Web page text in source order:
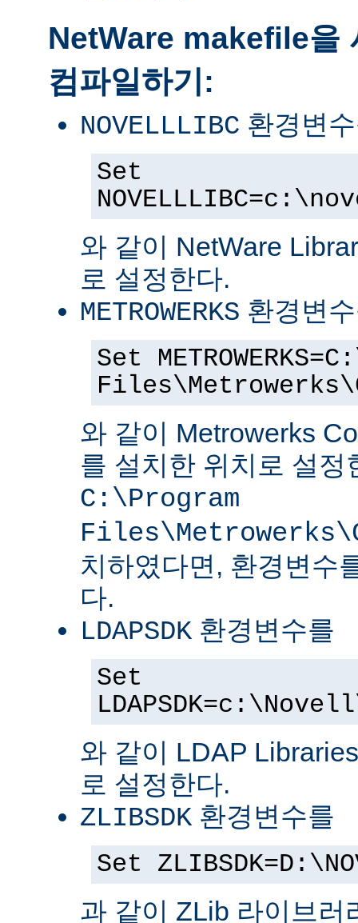
NetWare makefile을
컴파일하기:
NOVELLLIBC 환경변
Set
와 같이 NetWare
로 설정한다.
METROWERKS 환경변
Set
와 같이 Metrowerks
를 설치한 위치로 설정
C:\Program
치하였다면, 환경변수
다.
LDAPSDK 환경변수를
Set
와 같이 LDAP
로 설정한다.
ZLIBSDK 환경변수를
Set
과 같이 ZLib 라이브러